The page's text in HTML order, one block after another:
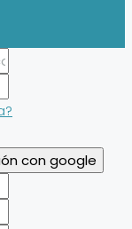
con google